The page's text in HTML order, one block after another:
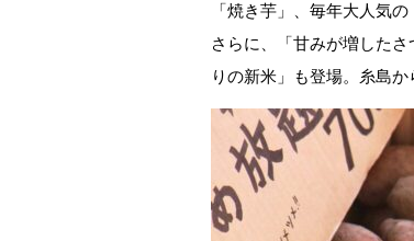
「焼き芋」、毎年大人気
さらに、「甘みが増した
りの新米」も登場。糸島